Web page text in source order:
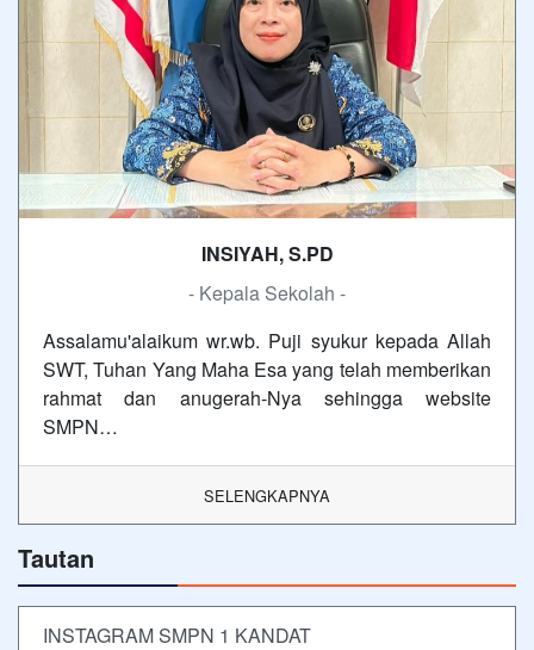
INSIYAH, S.PD
- Kepala Sekolah -
Assalamu'alaikum wr.wb. Puji syukur kepada Allah
SWT, Tuhan Yang Maha Esa yang telah memberikan
rahmat dan anugerah-Nya sehingga website
SMPN…
SELENGKAPNYA
Tautan
INSTAGRAM SMPN 1 KANDAT